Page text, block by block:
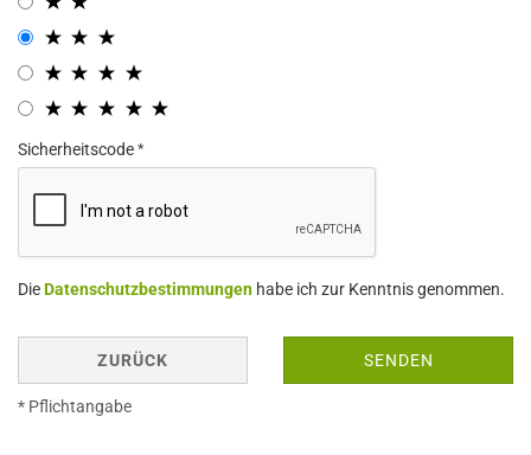
Sicherheitscode
DieDatenschutzbestimmungen habe ich zur Kenntnis genommen.
ZURÜCK SENDEN
* Pflichtangabe